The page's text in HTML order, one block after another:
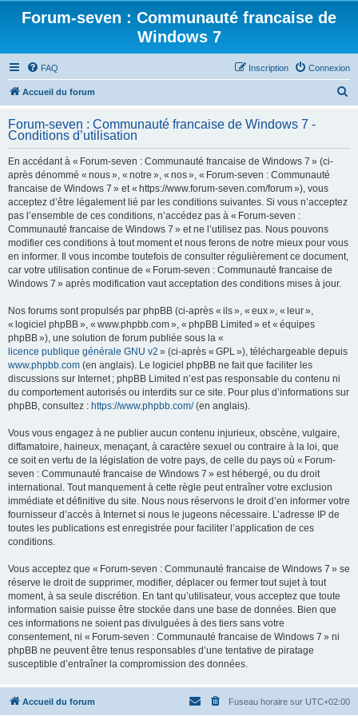
Forum-seven : Communauté francaise de
Windows 7
FAQ Connexion
Inscription
Accueil du forum
h
Forum-seven : Communauté francaise de Windows 7 -
Conditions d’utilisation
En accédant à « Forum-seven : Communauté francaise de Windows 7 » (ci-
après dénommé « nous », « notre », « nos », « Forum-seven : Communauté
francaise de Windows 7 » et « https://www.forum-seven.com/forum »), vous
acceptez d’être légalement lié par les conditions suivantes. Si vous n’acceptez
pas l’ensemble de ces conditions, n’accédez pas à « Forum-seven :
Communauté francaise de Windows 7 » et ne l’utilisez pas. Nous pouvons
modifier ces conditions à tout moment et nous ferons de notre mieux pour vous
en informer. Il vous incombe toutefois de consulter régulièrement ce document,
car votre utilisation continue de « Forum-seven : Communauté francaise de
Windows 7 » après modification vaut acceptation des conditions mises à jour.
Nos forums sont propulsés par phpBB (ci-après « ils », « eux », « leur »,
« logiciel phpBB », « www.phpbb.com », « phpBB Limited » et « équipes
phpBB »), une solution de forum publiée sous la «
licence publique générale GNU v2 » (ci-après « GPL »), téléchargeable depuis
www.phpbb.com (en anglais). Le logiciel phpBB ne fait que faciliter les
discussions sur Internet ; phpBB Limited n’est pas responsable du contenu ni
du comportement autorisés ou interdits sur ce site. Pour plus d’informations sur
phpBB, consultez : https://www.phpbb.com/(en anglais).
Vous vous engagez à ne publier aucun contenu injurieux, obscène, vulgaire,
diffamatoire, haineux, menaçant, à caractère sexuel ou contraire à la loi, que
ce soit en vertu de la législation de votre pays, de celle du pays où « Forum-
seven : Communauté francaise de Windows 7 » est hébergé, ou du droit
international. Tout manquement à cette règle peut entraîner votre exclusion
immédiate et définitive du site. Nous nous réservons le droit d’en informer votre
fournisseur d’accès à Internet si nous le jugeons nécessaire. L’adresse IP de
toutes les publications est enregistrée pour faciliter l’application de ces
conditions.
Vous acceptez que « Forum-seven : Communauté francaise de Windows 7 » se
réserve le droit de supprimer, modifier, déplacer ou fermer tout sujet à tout
moment, à sa seule discrétion. En tant qu’utilisateur, vous acceptez que toute
information saisie puisse être stockée dans une base de données. Bien que
ces informations ne soient pas divulguées à des tiers sans votre
consentement, ni « Forum-seven : Communauté francaise de Windows 7 » ni
phpBB ne peuvent être tenus responsables d’une tentative de piratage
susceptible d’entraîner la compromission des données.
Accueil du forum Fuseau horaire sur UTC+02:00